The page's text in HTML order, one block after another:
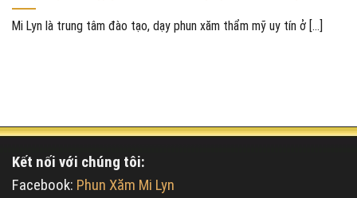
Mi Lyn là trung tâm đào tạo, dạy phun xăm thẩm mỹ uy tín ở [...]
Kết nối với chúng tôi:
Facebook: Phun Xăm Mi Lyn